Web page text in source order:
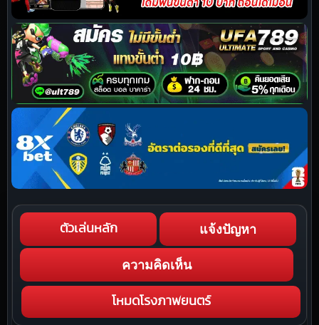
ตัวเล่นหลัก แจ้งปัญหา
ความคิดเห็น
โหมดโรงภาพยนตร์